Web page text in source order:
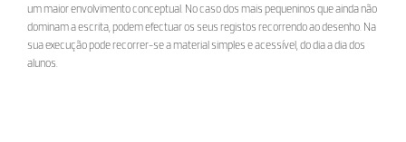
um maior envolvimento conceptual. No caso dos mais pequeninos que ainda não
dominam a escrita, podem efectuar os seus registos recorrendo ao desenho. Na
sua execução pode recorrer-se a material simples e acessível, do dia a dia dos
alunos.